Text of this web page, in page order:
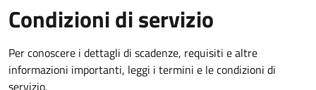
Condizioni di servizio
Per conoscere i dettagli di scadenze, requisiti e altre
informazioni importanti, leggi i termini e le condizioni di
servizio.